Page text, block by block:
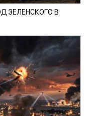
ЗЕЛЕНСКОГО В